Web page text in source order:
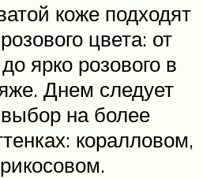
коже подходят
цвета: от
ярко розового в
Днем следует
на более
коралловом,